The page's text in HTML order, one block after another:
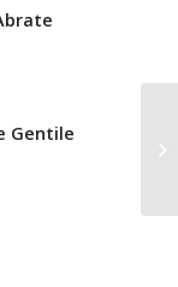
Gentile